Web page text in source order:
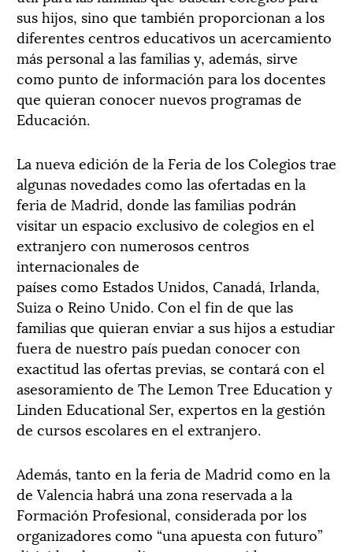
sus hijos, sino que también proporcionan a los
diferentes centros educativos un acercamiento
más personal a las familias y, además, sirve
como punto de información para los docentes
que quieran conocer nuevos programas de
Educación.
La nueva edición de la Feria de los Colegios trae
algunas novedades como las ofertadas en la
feria de Madrid, donde las familias podrán
visitar un espacio exclusivo de colegios en el
extranjero con numerosos centros
internacionales de
países como Estados Unidos, Canadá, Irlanda,
Suiza o Reino Unido. Con el fin de que las
familias que quieran enviar a sus hijos a estudiar
fuera de nuestro país puedan conocer con
exactitud las ofertas previas, se contará con el
asesoramiento de The Lemon Tree Education y
Linden Educational Ser, expertos en la gestión
de cursos escolares en el extranjero.
Además, tanto en la feria de Madrid como en la
de Valencia habrá una zona reservada a la
Formación Profesional, considerada por los
organizadores como “una apuesta con futuro”